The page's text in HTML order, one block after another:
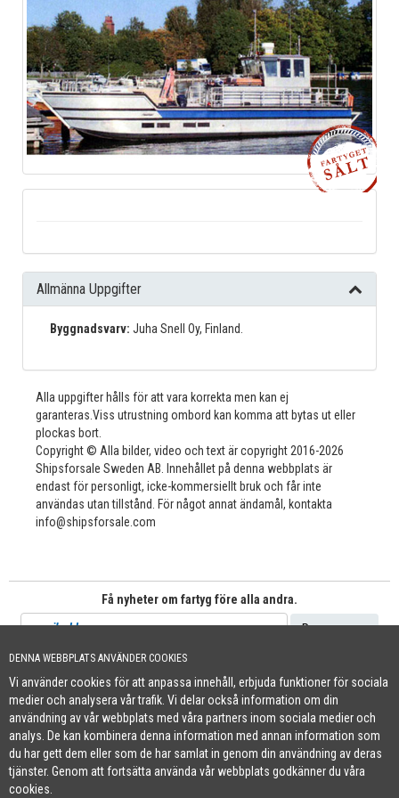
DENNA WEBBPLATS ANVÄNDER COOKIES
Vi använder cookies för att anpassa innehåll, erbjuda funktioner för sociala
medier och analysera vår trafik. Vi delar också information om din
användning av vår webbplats med våra partners inom sociala medier och
analys. De kan kombinera denna information med annan information som
du har gett dem eller som de har samlat in genom din användning av deras
tjänster. Genom att fortsätta använda vår webbplats godkänner du våra
cookies.
Allmänna Uppgifter
Byggnadsvarv: Juha Snell Oy, Finland.
Alla uppgifter hålls för att vara korrekta men kan ej
garanteras.Viss utrustning ombord kan komma att bytas ut eller
plockas bort.
Copyright © Alla bilder, video och text är copyright 2016-2026
Shipsforsale Sweden AB. Innehållet på denna webbplats är
endast för personligt, icke-kommersiellt bruk och får inte
användas utan tillstånd. För något annat ändamål, kontakta
info@shipsforsale.com
Få nyheter om fartyg före alla andra.
Cookie Policy
+46 (0)8-641 96 71|INFO@SHIPSFORSALE.COM|WWW.SHIPSFORSALE.COM
JOHAN@SHIPSFORSALE.COM |PATRIK@SHIPSFORSALE.COM